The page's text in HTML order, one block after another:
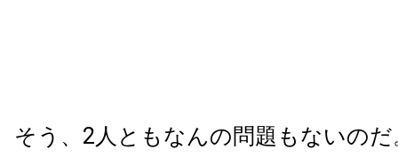
そう、2人ともなんの問題もないのだ